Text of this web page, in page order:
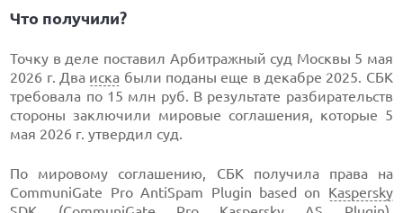
Что получили?
Точку в деле поставил Арбитражный суд Москвы 5 мая
2026 г. Два иска были поданы еще в декабре 2025. СБК
требовала по 15 млн руб. В результате разбирательств
стороны заключили мировые соглашения, которые 5
мая 2026 г. утвердил суд.
По мировому соглашению, СБК получила права на
CommuniGate Pro AntiSpam Plugin based on Kaspersky